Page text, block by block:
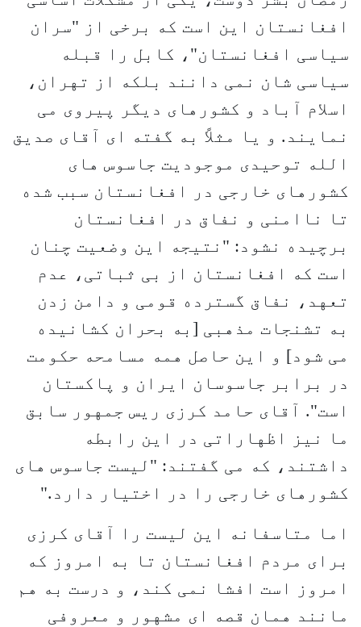
افغانستان این است که برخی از "سران
سیاسی افغانستان"، کابل را قبله
سیاسی شان نمی دانند بلکه از تهران،
اسلام آباد و کشورهای دیگر پیروی می
نمایند. و یا مثلاً به گفته ای آقای صدیق
الله توحیدی موجودیت جاسوس های
کشورهای خارجی در افغانستان سبب شده
تا ناامنی و نفاق در افغانستان
برچیده نشود: "نتیجه این وضعیت چنان
است که افغانستان از بی ثباتی، عدم
تعهد، نفاق گسترده قومی و دامن زدن
به تشنجات مذهبی [به بحران کشانیده
می شود] و این حاصل همه مسامحه حکومت
در برابر جاسوسان ایران و پاکستان
است". آقای حامد کرزی ریس جمهور سابق
ما نیز اظهاراتی در این رابطه
داشتند، که می گفتند: "لیست جاسوس های
کشورهای خارجی را در اختیار دارد."
اما متاسفانه این لیست را آقای کرزی
برای مردم افغانستان تا به امروز که
امروز است افشا نمی کند، و درست به هم
مانند همان قصه ای مشهور و معروفی